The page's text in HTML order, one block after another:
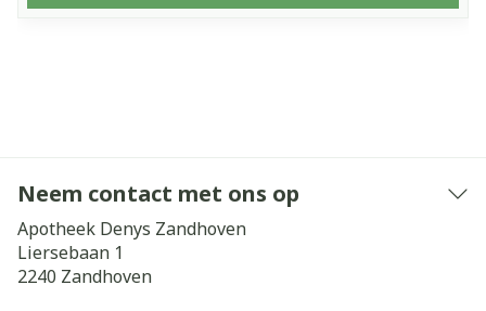
Neem contact met ons op
Apotheek Denys Zandhoven
Liersebaan 1
2240 Zandhoven